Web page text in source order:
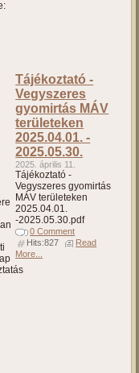
Tájékoztató -
Vegyszeres
gyomirtás MÁV
területeken
2025.04.01. -
2025.05.30.
2025. április 11.
Tájékoztató -
Vegyszeres gyomirtás
MÁV területeken
2025.04.01.
-2025.05.30.pdf
0 Comment
Hits:827
Read
More...